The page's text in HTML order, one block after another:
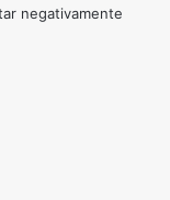
negativamente